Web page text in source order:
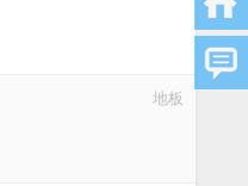
地板